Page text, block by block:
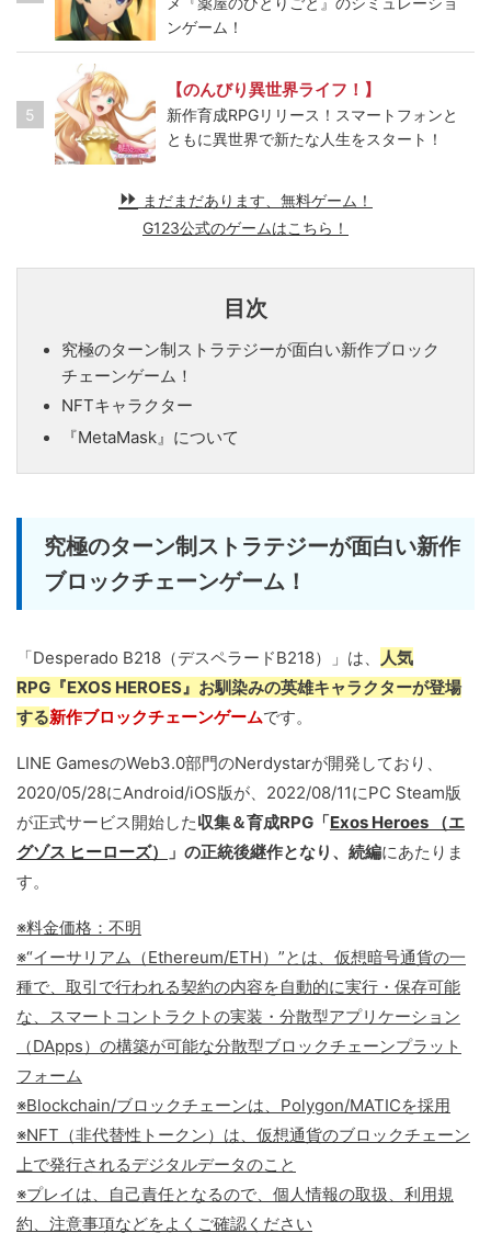
ンゲーム！
5
【のんびり異世界ライフ！】
新作育成RPGリリース！スマートフォンと
ともに異世界で新たな人生をスタート！
まだまだあります、無料ゲーム！
G123公式のゲームはこちら！
目次
究極のターン制ストラテジーが面白い新作ブロック
チェーンゲーム！
NFTキャラクター
『MetaMask』について
究極のターン制ストラテジーが面白い新作
ブロックチェーンゲーム！
「Desperado B218（デスペラードB218）」は、
人気
RPG『EXOS HEROES』お馴染みの英雄キャラクターが登場
する新作ブロックチェーンゲームです。
LINE GamesのWeb3.0部門のNerdystarが開発しており、
2020/05/28にAndroid/iOS版が、2022/08/11にPC Steam版
が正式サービス開始した収集＆育成RPG「Exos Heroes （エ
グゾス ヒーローズ）
」の正統後継作となり、続編にあたりま
す。
※料金価格：不明
※“イーサリアム（Ethereum/ETH）”とは、仮想暗号通貨の一
種で、取引で行われる契約の内容を自動的に実行・保存可能
な、スマートコントラクトの実装・分散型アプリケーション
（DApps）の構築が可能な分散型ブロックチェーンプラット
フォーム
※Blockchain/ブロックチェーンは、Polygon/MATICを採用
※NFT（非代替性トークン）は、仮想通貨のブロックチェーン
上で発行されるデジタルデータのこと
※プレイは、自己責任となるので、個人情報の取扱、利用規
約、注意事項などをよくご確認ください